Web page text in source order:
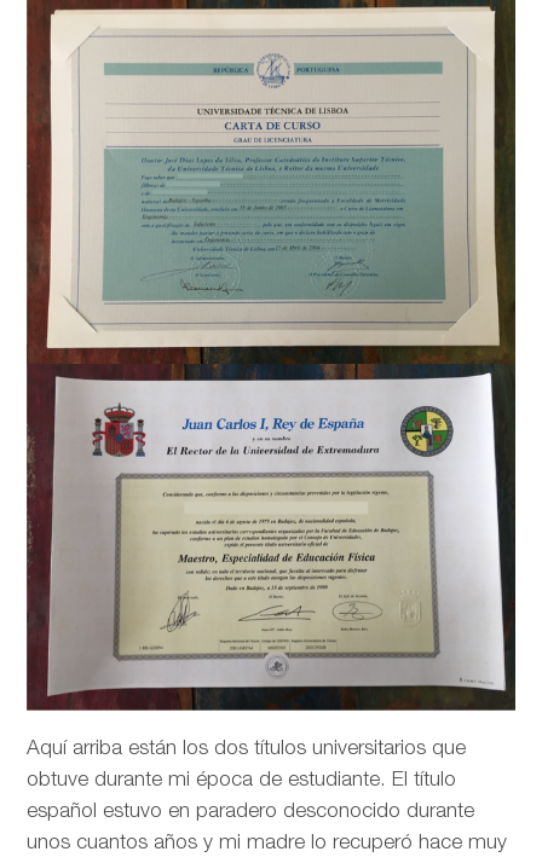
Aquí arriba están los dos títulos universitarios que
obtuve durante mi época de estudiante. El título
español estuvo en paradero desconocido durante
unos cuantos años y mi madre lo recuperó hace muy